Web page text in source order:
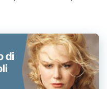
di